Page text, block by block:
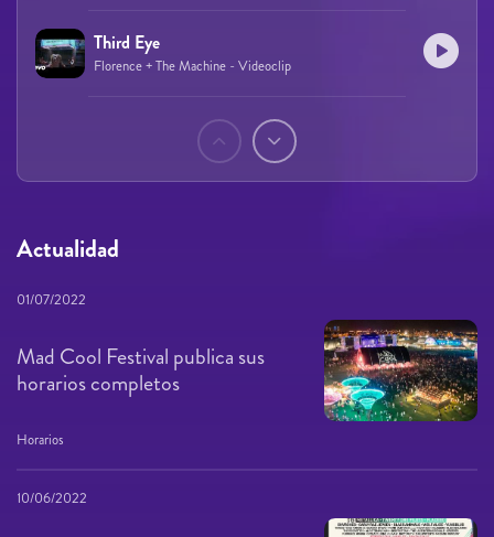
Third Eye
Florence + The Machine - Videoclip
Actualidad
01/07/2022
Mad Cool Festival publica sus
horarios completos
Horarios
10/06/2022